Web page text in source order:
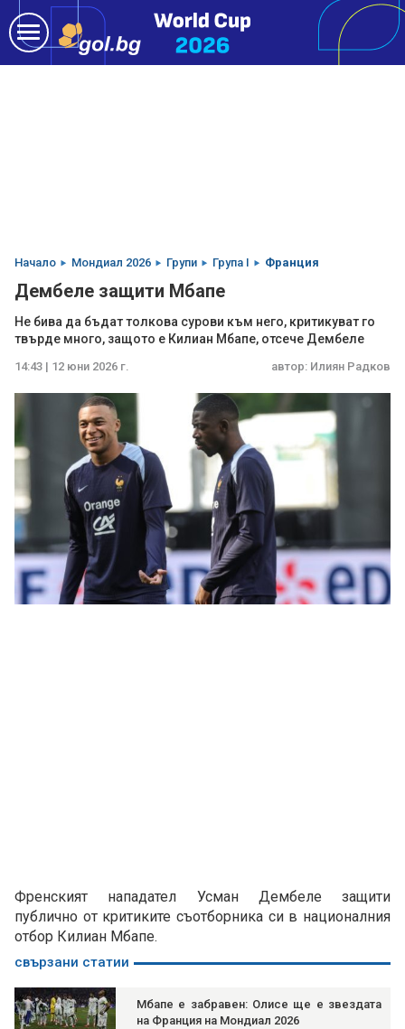
Начало Мондиал 2026 Групи Група I Франция
Дембеле защити Мбапе
Не бива да бъдат толкова сурови към него, критикуват го
твърде много, защото е Килиан Мбапе, отсече Дембеле
14:43 | 12 юни 2026 г. автор: Илиян Радков
Френският нападател Усман Дембеле защити
публично от критиките съотборника си в националния
отбор Килиан Мбапе.
свързани статии
Мбапе е забравен: Олисе ще е звездата
на Франция на Мондиал 2026